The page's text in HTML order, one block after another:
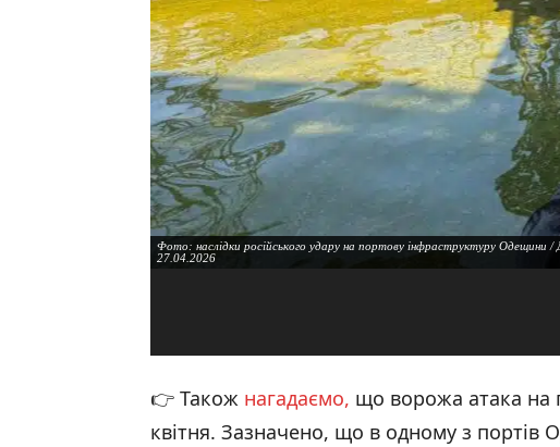
Фото: наслідки російського удару на портову інфраструктуру Одещини /
27.04.2026
👉 Також нагадаємо, що ворожа атака на
квітня. Зазначено, що в одному з портів